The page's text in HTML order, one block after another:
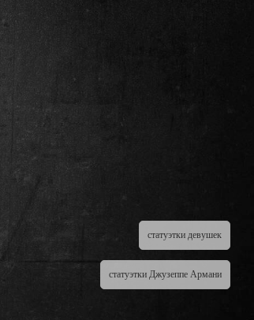
статуэтки девушек
статуэтки Джузеппе Армани